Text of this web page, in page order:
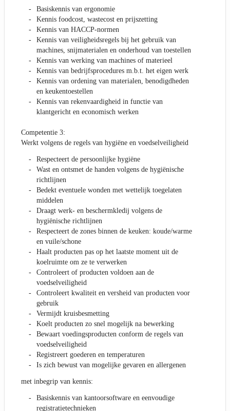
Basiskennis van ergonomie
Kennis foodcost, wastecost en prijszetting
Kennis van HACCP-normen
Kennis van veiligheidsregels bij het gebruik van
machines, snijmaterialen en onderhoud van toestellen
Kennis van werking van machines of materieel
Kennis van bedrijfsprocedures m.b.t. het eigen werk
Kennis van ordening van materialen, benodigdheden
en keukentoestellen
Kennis van rekenvaardigheid in functie van
klantgericht en economisch werken
Competentie 3:
Werkt volgens de regels van hygiëne en voedselveiligheid
Respecteert de persoonlijke hygiëne
Wast en ontsmet de handen volgens de hygiënische
richtlijnen
Bedekt eventuele wonden met wettelijk toegelaten
middelen
Draagt werk- en beschermkledij volgens de
hygiënische richtlijnen
Respecteert de zones binnen de keuken: koude/warme
en vuile/schone
Haalt producten pas op het laatste moment uit de
koelruimte om ze te verwerken
Controleert of producten voldoen aan de
voedselveiligheid
Controleert kwaliteit en versheid van producten voor
gebruik
Vermijdt kruisbesmetting
Koelt producten zo snel mogelijk na bewerking
Bewaart voedingsproducten conform de regels van
voedselveiligheid
Registreert goederen en temperaturen
Is zich bewust van mogelijke gevaren en allergenen
met inbegrip van kennis:
Basiskennis van kantoorsoftware en eenvoudige
registratietechnieken